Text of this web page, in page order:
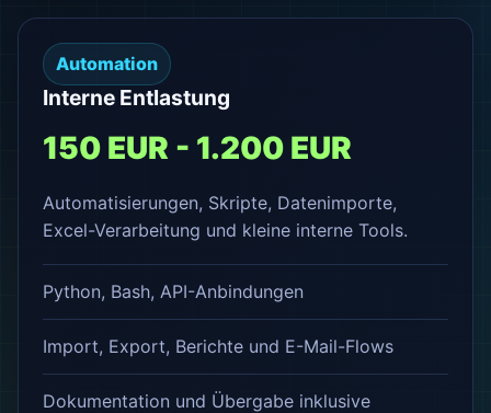
Automation
Interne Entlastung
150 EUR - 1.200 EUR
Automatisierungen, Skripte, Datenimporte,
Excel-Verarbeitung und kleine interne Tools.
Python, Bash, API-Anbindungen
Import, Export, Berichte und E-Mail-Flows
Dokumentation und Übergabe inklusive